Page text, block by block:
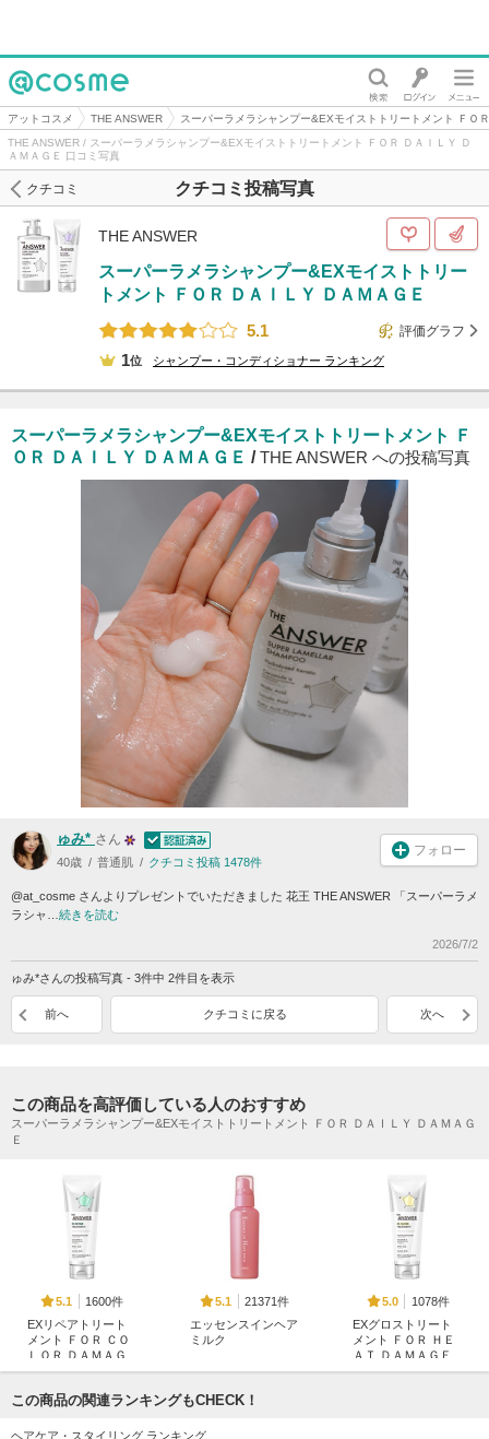
@cosme
アットコスメ THE ANSWER
スーパーラメラシャンプー&EXモイストトリートメント ＦＯ
THE ANSWER / スーパーラメラシャンプー&EXモイストトリートメント ＦＯＲ ＤＡＩＬＹ Ｄ
ＡＭＡＧＥ 口コミ写真
クチコミ投稿写真
クチコミ
THE ANSWER
スーパーラメラシャンプー&EXモイストトリー
トメント ＦＯＲ ＤＡＩＬＹ ＤＡＭＡＧＥ
5.1
評価グラフ
1位 シャンプー・コンディショナー ランキング
スーパーラメラシャンプー&EXモイストトリートメント Ｆ
ＯＲ ＤＡＩＬＹ ＤＡＭＡＧＥ /THE ANSWER への投稿写真
ゅみ* さん
40歳 普通肌 クチコミ投稿 1478件
フォロー
@at_cosme さんよりプレゼントでいただきました 花王 THE ANSWER 「スーパーラメ
ラシャ… 続きを読む
2026/7/2
ゅみ*さんの投稿写真 - 3件中 2件目を表示
前へ クチコミに戻る 次へ
この商品を高評価している人のおすすめ
スーパーラメラシャンプー&EXモイストトリートメント ＦＯＲ ＤＡＩＬＹ ＤＡＭＡＧ
Ｅ
5.1
1600件
EXリペアトリート
メント ＦＯＲ ＣＯ
ＬＯＲ ＤＡＭＡＧ
Ｅ
THE ANSWER
5.1
21371件
エッセンスインヘア
ミルク
5.0
1078件
EXグロストリート
メント ＦＯＲ ＨＥ
ＡＴ ＤＡＭＡＧＥ
この商品の関連ランキングもCHECK！
ヘアケア・スタイリング ランキング